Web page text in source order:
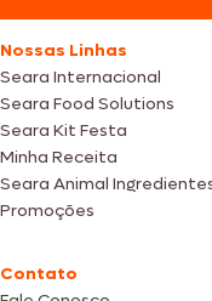
Nossas Linhas
Seara Internacional
Seara Food Solutions
Seara Kit Festa
Minha Receita
Seara Animal
Promoções
Contato